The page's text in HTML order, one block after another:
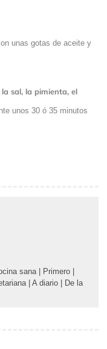
unas gotas de aceite y
sal, la pimienta, el
unos 30 ó 35 minutos
sana| Primero
| A diario
De la